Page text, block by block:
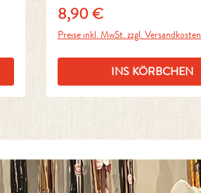
Regulärer Preis:
8,90 €
Preise inkl. MwSt. zzgl. Versandkosten
INS KÖRBCHEN